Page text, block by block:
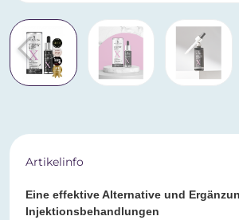
Artikelinfo
Eine effektive Alternative und
Injektionsbehandlungen